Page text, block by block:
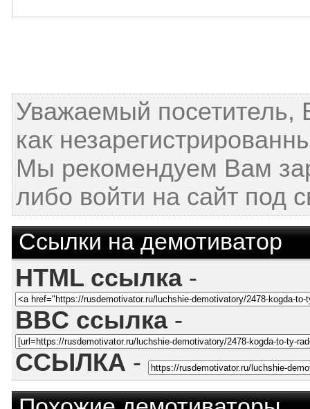
Уважаемый посетитель,
как
Мы рекомендуем Вам
либо войти на сайт под
Ссылки на демотиватор
HTML ссылка-
BBC ссылка-
ССЫЛКА -